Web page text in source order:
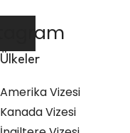
Ülkeler
Amerika Vizesi
Kanada Vizesi